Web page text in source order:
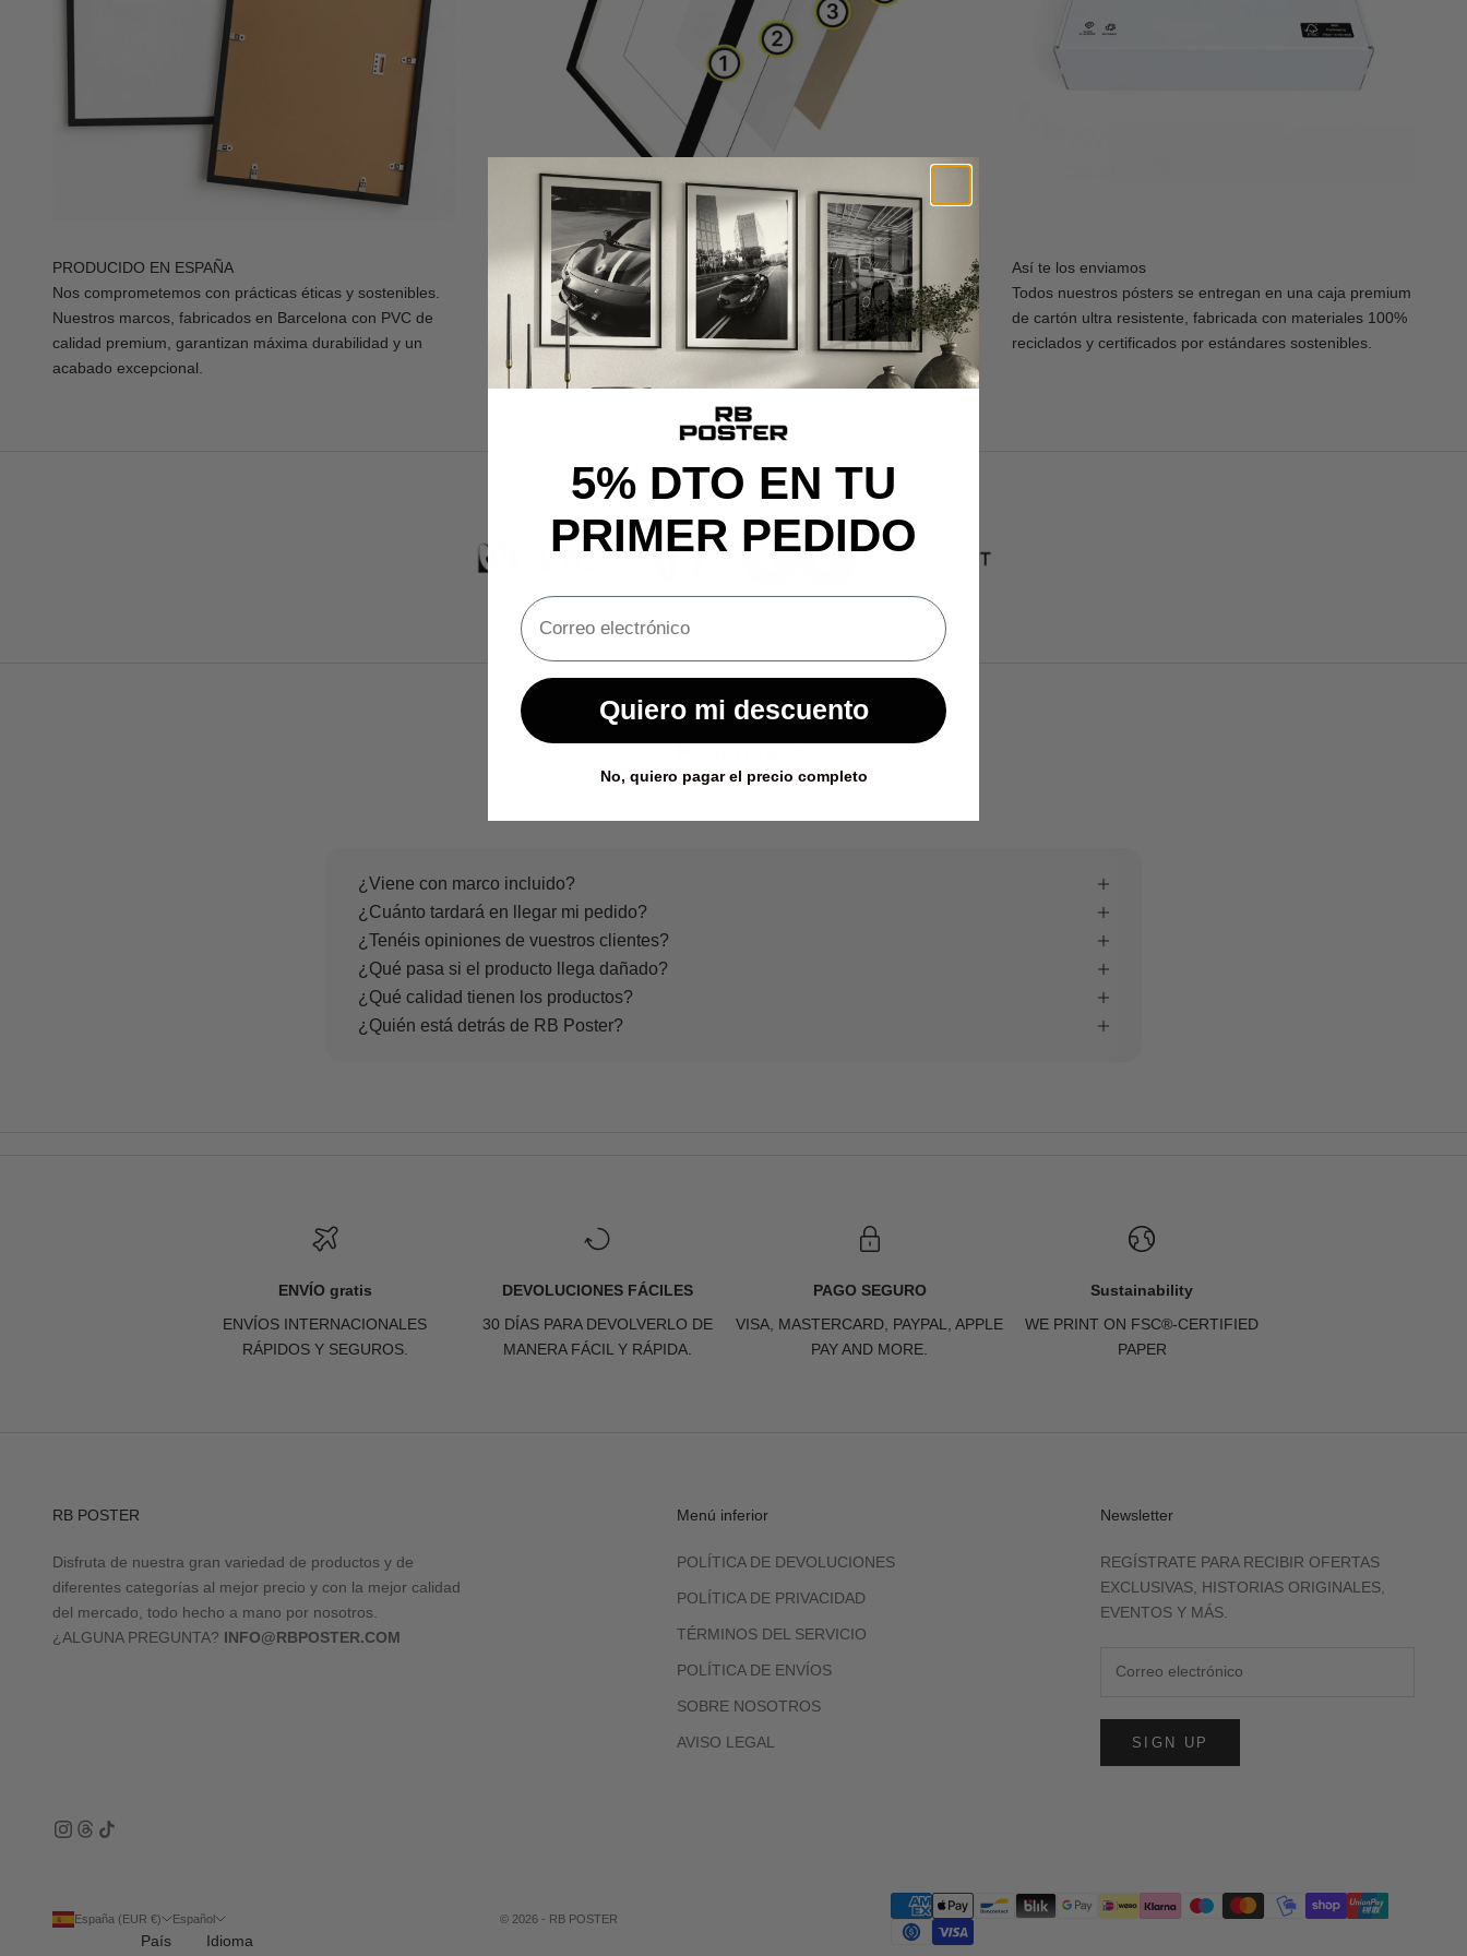
PRODUCIDO EN ESPAÑA
Nos comprometemos con prácticas éticas y sostenibles.
Nuestros marcos, fabricados en Barcelona con PVC de
calidad premium, garantizan máxima durabilidad y un
acabado excepcional.
CALIDAD DE PREMIUM
Cada poster se produce con materiales premium y un
proceso cuidado al detalle, desde la impresión de alta
definición hasta el montaje final, ofreciendo una pieza con
Así te los enviamos
Todos nuestros pósters se entregan en una caja premium
de cartón ultra resistente, fabricada con materiales 100%
reciclados y certificados por estándares sostenibles.
AS SEEN IN
¿Preguntas?
Nosotros tenemos las respuestas.
¿Viene con marco incluido?
¿Cuánto tardará en llegar mi pedido?
¿Tenéis opiniones de vuestros clientes?
¿Qué pasa si el producto llega dañado?
¿Qué calidad tienen los productos?
¿Quién está detrás de RB Poster?
ENVÍO gratis
ENVÍOS INTERNACIONALES
RÁPIDOS Y SEGUROS.
DEVOLUCIONES FÁCILES
30 DÍAS PARA DEVOLVERLO DE
MANERA FÁCIL Y RÁPIDA.
PAGO SEGURO
VISA, MASTERCARD, PAYPAL, APPLE
PAY AND MORE.
Sustainability
WE PRINT ON FSC®-CERTIFIED
PAPER
RB POSTER
Disfruta de nuestra gran variedad de productos y de
diferentes categorías al mejor precio y con la mejor calidad
del mercado, todo hecho a mano por nosotros.
¿ALGUNA PREGUNTA? INFO@RBPOSTER.COM
Menú inferior
POLÍTICA DE DEVOLUCIONES
POLÍTICA DE PRIVACIDAD
TÉRMINOS DEL SERVICIO
POLÍTICA DE ENVÍOS
SOBRE NOSOTROS
AVISO LEGAL
Newsletter
REGÍSTRATE PARA RECIBIR OFERTAS
EXCLUSIVAS, HISTORIAS ORIGINALES,
EVENTOS Y MÁS.
SIGN UP
España (EUR €)
País
Español
Idioma
© 2026 - RB POSTER
5% DTO EN TU
PRIMER PEDIDO
Quiero mi descuento
No, quiero pagar el precio completo